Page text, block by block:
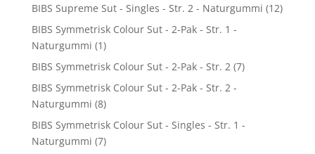
BIBS Supreme Sut - Singles - Str. 2 - Naturgummi (12)
BIBS Symmetrisk Colour Sut - 2-Pak - Str. 1 -
Naturgummi (1)
BIBS Symmetrisk Colour Sut - 2-Pak - Str. 2 (7)
BIBS Symmetrisk Colour Sut - 2-Pak - Str. 2 -
Naturgummi (8)
BIBS Symmetrisk Colour Sut - Singles - Str. 1 -
Naturgummi (7)